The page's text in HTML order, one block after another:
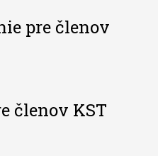
pre členov
členov KST